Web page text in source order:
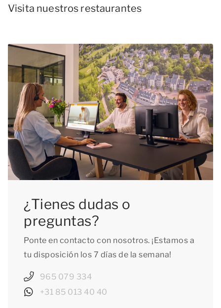
Visita nuestros restaurantes
¿Tienes dudas o
preguntas?
Ponte en contacto con nosotros. ¡Estamos a
tu disposición los 7 días de la semana!
965 079 334
+31 85 013 40 40